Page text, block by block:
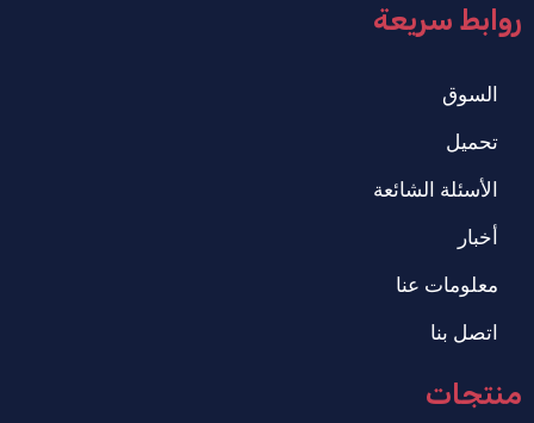
روابط سريعة
السوق
تحميل
الأسئلة الشائعة
أخبار
معلومات عنا
اتصل بنا
منتجات